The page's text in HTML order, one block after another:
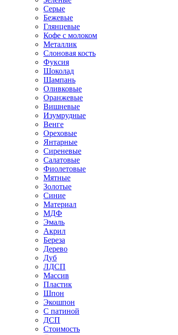
Серые
Бежевые
Глянцевые
Кофе с молоком
Металлик
Слоновая кость
Фуксия
Шоколад
Шампань
Оливковые
Оранжевые
Вишневые
Изумрудные
Венге
Ореховые
Янтарные
Сиреневые
Салатовые
Фиолетовые
Мятные
Золотые
Синие
Материал
МДФ
Эмаль
Акрил
Береза
Дерево
Дуб
ЛДСП
Массив
Пластик
Шпон
Экошпон
С патиной
ДСП
Стоимость